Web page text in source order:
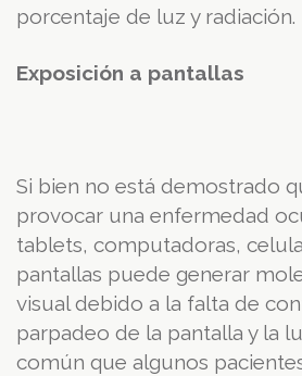
porcentaje de luz y radiación.
Exposición a pantallas
Si bien no está demostrado
provocar una enfermedad
tablets, computadoras,
pantallas puede generar
visual debido a la falta de
parpadeo de la pantalla y la
común que algunos